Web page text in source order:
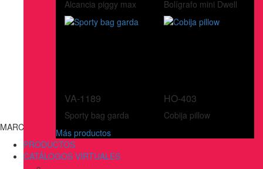
Alcancia piggy max Bolígrafo mini Dwell
VA-1189
Sporty bag garda
HO-403
Cobija pillow
Más productos
PRODUCTOS
CATÁLOGOS VIRTUALES
MARCAS